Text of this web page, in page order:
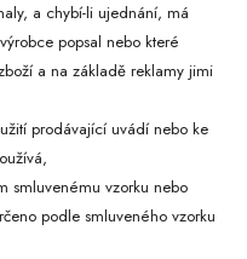
a chybí-li ujednání, má
popsal nebo které
a na základě reklamy jimi
prodávající uvádí nebo ke
smluvenému vzorku nebo
podle smluveného vzorku